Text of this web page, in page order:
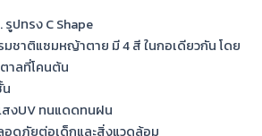
รูปทรง C Shape
มชาติแซมหญ้าตาย มี4 สี ในกอเดียวกันโดย
าลที่โคนต้น
งUV ทนแดดทนฝน
อดภัยต่อเด็กและสิ่งแวดล้อม